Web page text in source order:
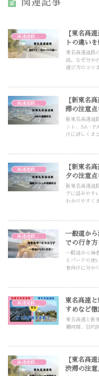
関連記事
【東名高
トの違い
東名高速道路
説。なぜ分か
選び方のコツ
【新東名
滞の注意
新東名高速道
ント、SA・
けに詳しくま
【新東名
夕の注意
新東名高速道
夕に混みやす
わかりやすく
一般道か
での行き方
一般道から海
とパークの使
者向けに分か
東名高速
すめなど徹
東名高速と新
要時間、目的
【東名高
渋滞の注